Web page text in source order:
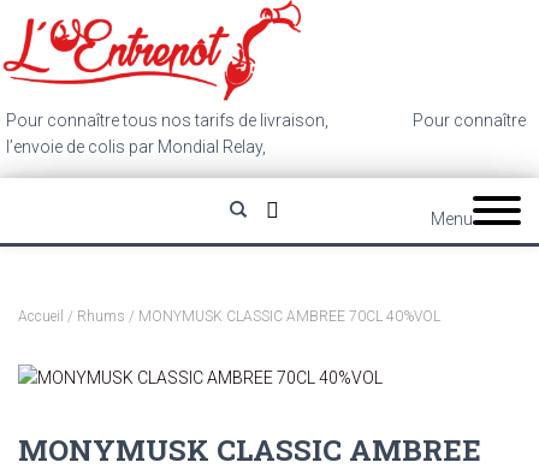
Pour connaître tous nos tarifs de livraison,
Pour connaître
l’envoie de colis par Mondial Relay,
Menu
Accueil / Rhums / MONYMUSK CLASSIC AMBREE 70CL 40%VOL
MONYMUSK CLASSIC AMBREE